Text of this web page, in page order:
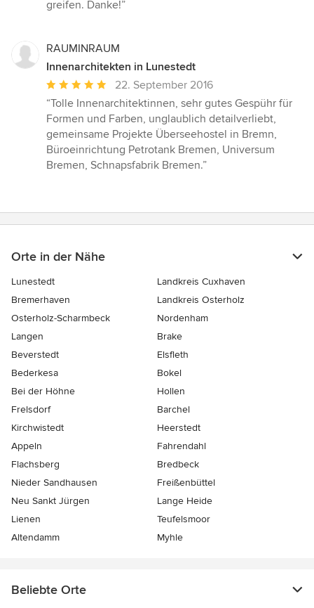
greifen. Danke!”
RAUMINRAUM
Innenarchitekten in Lunestedt
Durchschnittliche
Bewertung:
5
von
5
Sternen
22. September 2016
“Tolle Innenarchitektinnen, sehr gutes Gespühr für
Formen und Farben, unglaublich detailverliebt,
gemeinsame Projekte Überseehostel in Bremn,
Büroeinrichtung Petrotank Bremen, Universum
Bremen, Schnapsfabrik Bremen.”
Orte in der Nähe
Lunestedt
Landkreis Cuxhaven
Bremerhaven
Landkreis Osterholz
Osterholz-Scharmbeck
Nordenham
Langen
Brake
Beverstedt
Elsfleth
Bederkesa
Bokel
Bei der Höhne
Hollen
Frelsdorf
Barchel
Kirchwistedt
Heerstedt
Appeln
Fahrendahl
Flachsberg
Bredbeck
Nieder Sandhausen
Freißenbüttel
Neu Sankt Jürgen
Lange Heide
Lienen
Teufelsmoor
Altendamm
Myhle
Beliebte Orte